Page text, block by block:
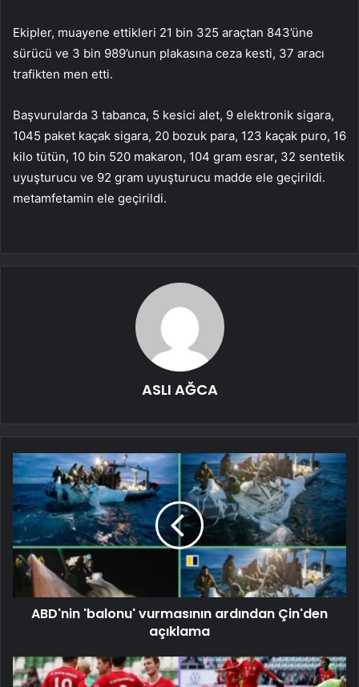
Ekipler, muayene ettikleri 21 bin 325 araçtan 843’üne
sürücü ve 3 bin 989’unun plakasına ceza kesti, 37 aracı
trafikten men etti.
Başvurularda 3 tabanca, 5 kesici alet, 9 elektronik sigara,
1045 paket kaçak sigara, 20 bozuk para, 123 kaçak puro, 16
kilo tütün, 10 bin 520 makaron, 104 gram esrar, 32 sentetik
uyuşturucu ve 92 gram uyuşturucu madde ele geçirildi.
metamfetamin ele geçirildi.
ASLI AĞCA
ABD'nin 'balonu' vurmasının ardından Çin'den
açıklama